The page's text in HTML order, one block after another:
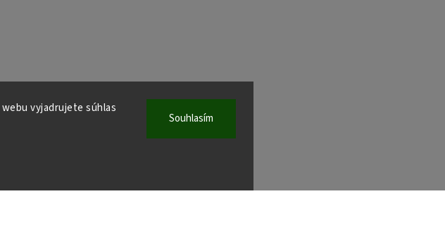
vyjadrujete súhlas
Souhlasím